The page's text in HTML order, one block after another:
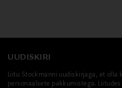
UUDISKIRI
Liitu Stockmanni uudiskirjaga, et olla
personaalsete pakkumistega.